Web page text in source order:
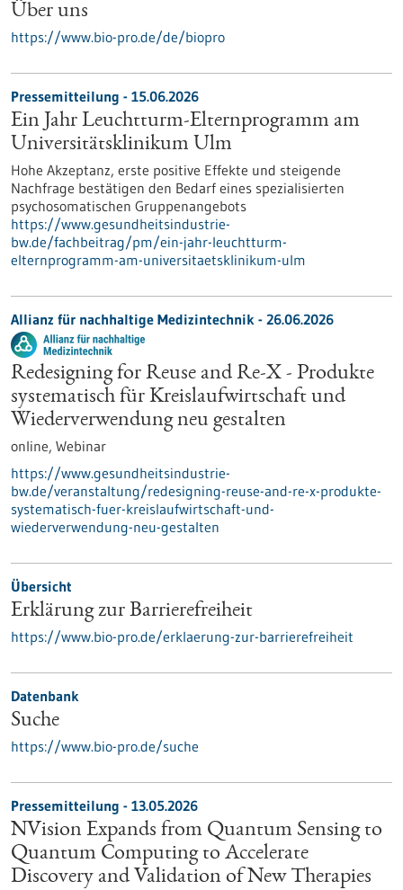
Über uns
https://www.bio-pro.de/de/biopro
Pressemitteilung - 15.06.2026
Ein Jahr Leuchtturm-​Elternprogramm am
Universitätsklinikum Ulm
Hohe Akzeptanz, erste positive Effekte und steigende
Nachfrage bestätigen den Bedarf eines spezialisierten
psychosomatischen Gruppenangebots
https://www.gesundheitsindustrie-
bw.de/fachbeitrag/pm/ein-jahr-leuchtturm-
elternprogramm-am-universitaetsklinikum-ulm
Allianz für nachhaltige Medizintechnik - 26.06.2026
Redesigning for Reuse and Re-X - Produkte
systematisch für Kreislaufwirtschaft und
Wiederverwendung neu gestalten
online, Webinar
https://www.gesundheitsindustrie-
bw.de/veranstaltung/redesigning-reuse-and-re-x-produkte-
systematisch-fuer-kreislaufwirtschaft-und-
wiederverwendung-neu-gestalten
Übersicht
Erklärung zur Barrierefreiheit
https://www.bio-pro.de/erklaerung-zur-barrierefreiheit
Datenbank
Suche
https://www.bio-pro.de/suche
Pressemitteilung - 13.05.2026
NVision Expands from Quantum Sensing to
Quantum Computing to Accelerate
Discovery and Validation of New Therapies